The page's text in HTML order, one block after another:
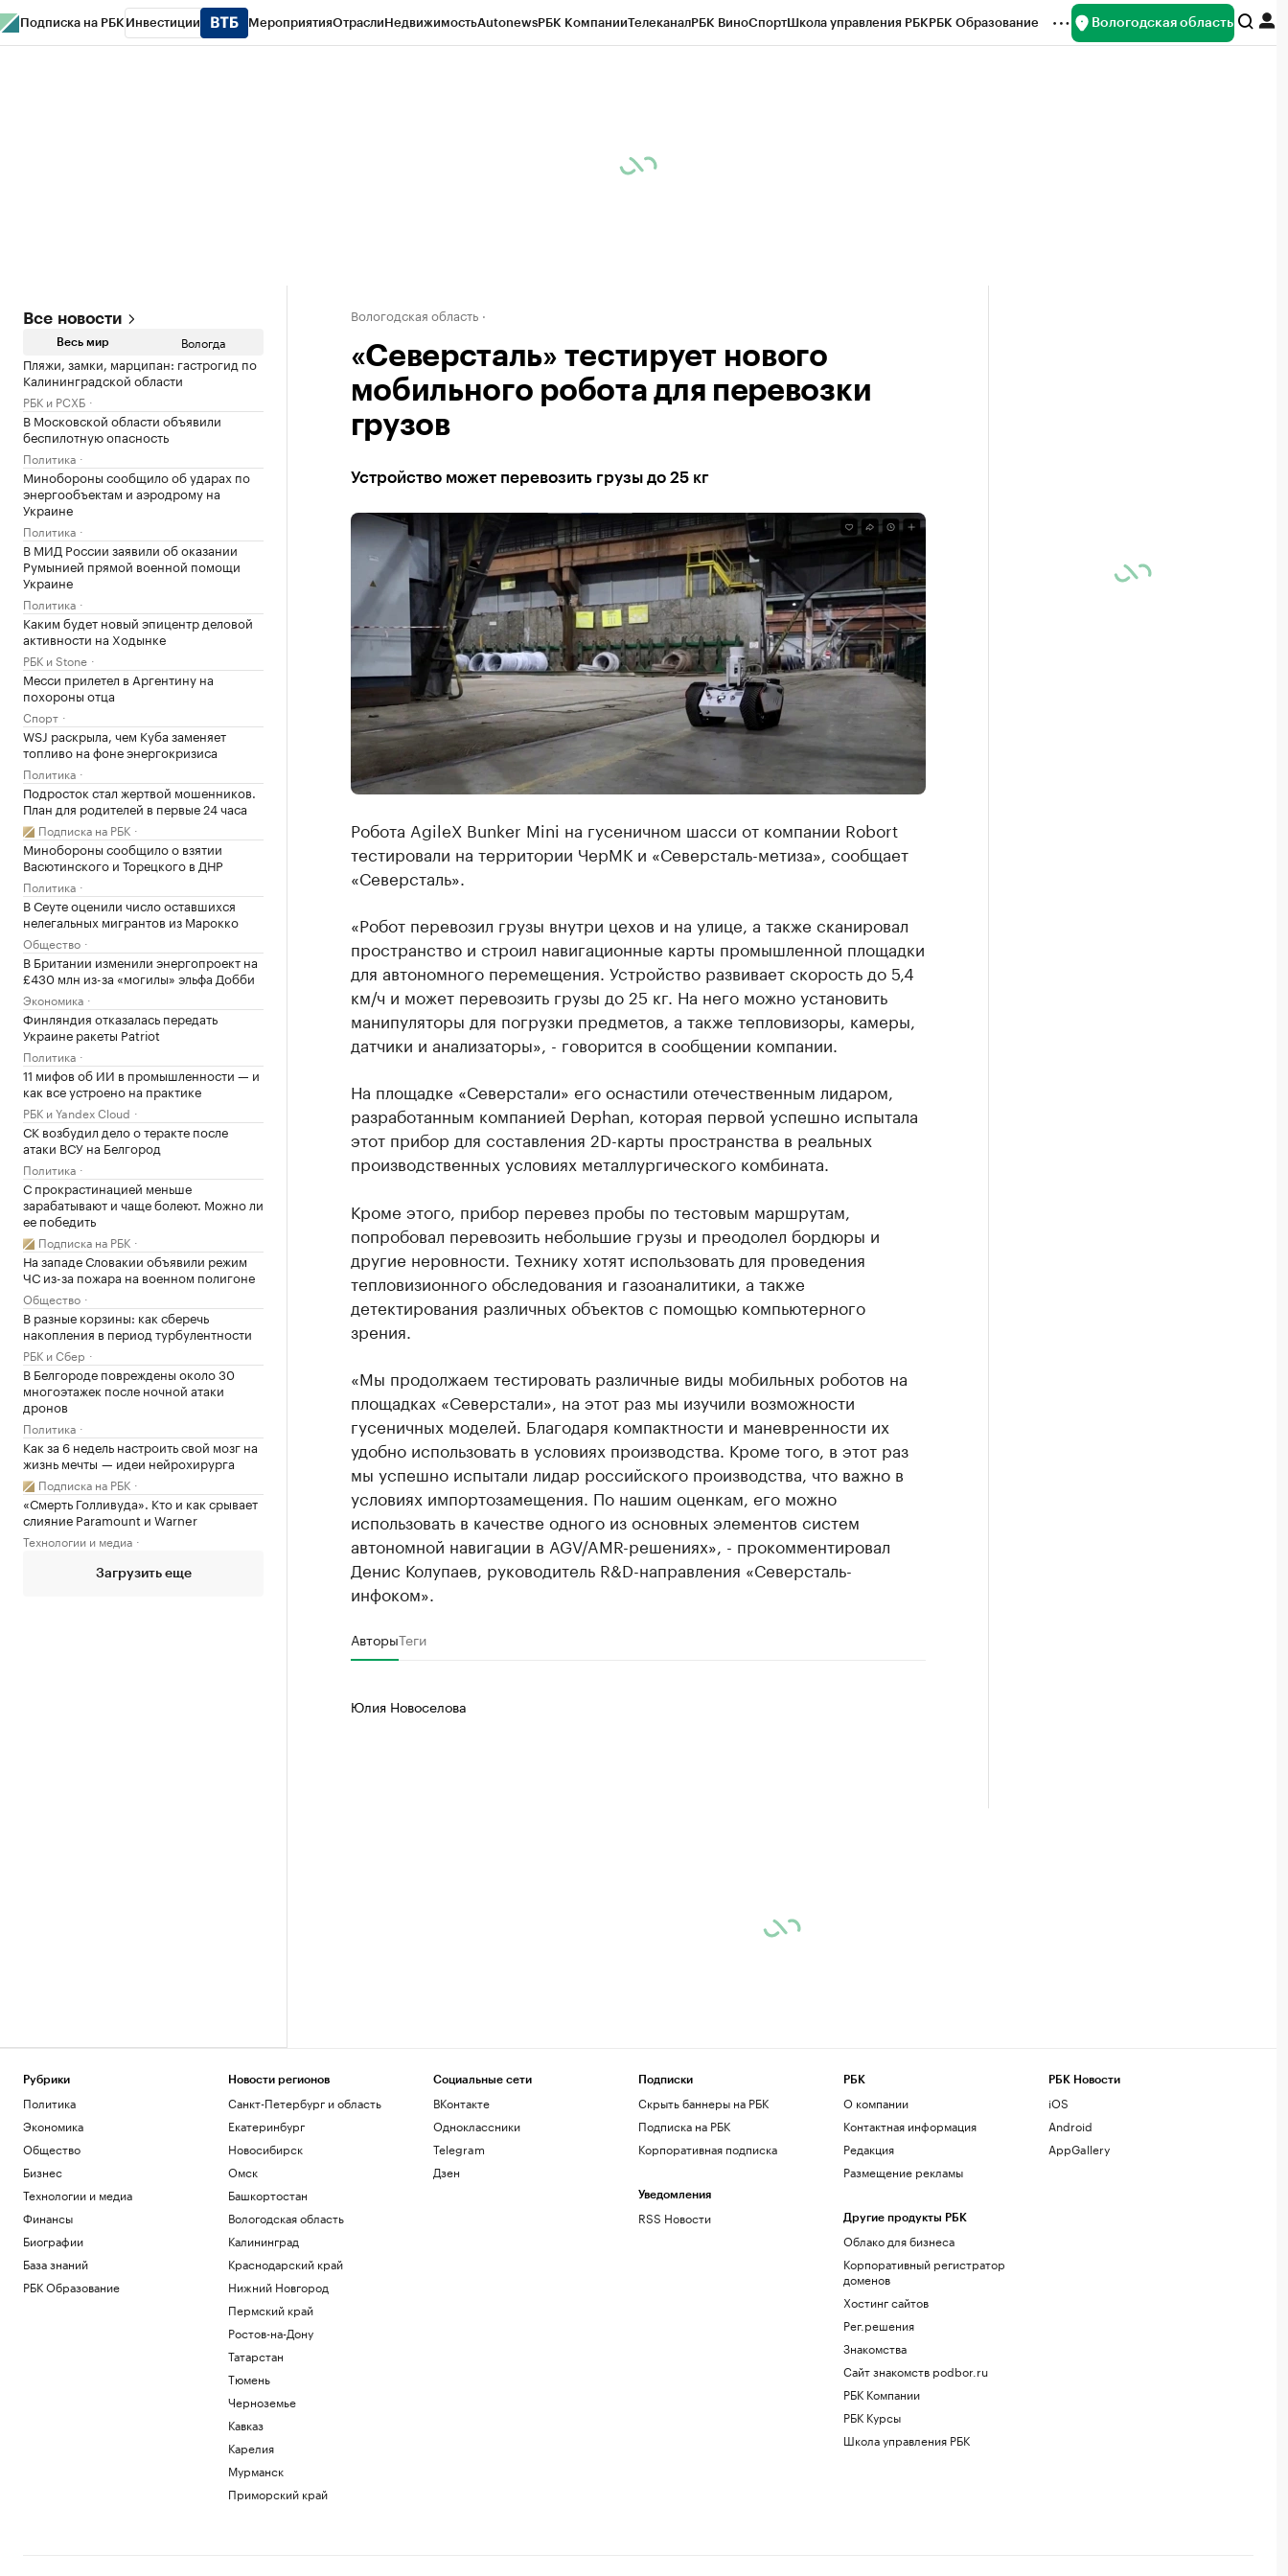
Подписка на РБК Инвестиции МероприятияОтраслиНедвижимостьAutonewsРБК КомпанииТелеканалРБК ВиноСпортШкола управления РБКРБК Образование Вологодская область
Все новости
Весь мир Вологда
Пляжи, замки, марципан: гастрогид по
Калининградской области
РБК и РСХБ
В Московской области объявили
беспилотную опасность
Политика
Минобороны сообщило об ударах по
энергообъектам и аэродрому на
Украине
Политика
В МИД России заявили об оказании
Румынией прямой военной помощи
Украине
Политика
Каким будет новый эпицентр деловой
активности на Ходынке
РБК и Stone
Месси прилетел в Аргентину на
похороны отца
Спорт
WSJ раскрыла, чем Куба заменяет
топливо на фоне энергокризиса
Политика
Подросток стал жертвой мошенников.
План для родителей в первые 24 часа
Подписка на РБК
Минобороны сообщило о взятии
Васютинского и Торецкого в ДНР
Политика
В Сеуте оценили число оставшихся
нелегальных мигрантов из Марокко
Общество
В Британии изменили энергопроект на
£430 млн из-за «могилы» эльфа Добби
Экономика
Финляндия отказалась передать
Украине ракеты Patriot
Политика
11 мифов об ИИ в промышленности — и
как все устроено на практике
РБК и Yandex Cloud
СК возбудил дело о теракте после
атаки ВСУ на Белгород
Политика
С прокрастинацией меньше
зарабатывают и чаще болеют. Можно ли
ее победить
Подписка на РБК
На западе Словакии объявили режим
ЧС из-за пожара на военном полигоне
Общество
В разные корзины: как сберечь
накопления в период турбулентности
РБК и Сбер
В Белгороде повреждены около 30
многоэтажек после ночной атаки
дронов
Политика
Как за 6 недель настроить свой мозг на
жизнь мечты — идеи нейрохирурга
Подписка на РБК
«Смерть Голливуда». Кто и как срывает
слияние Paramount и Warner
Технологии и медиа
Загрузить еще
Вологодская область
«Северсталь» тестирует нового
мобильного робота для перевозки
грузов
Устройство может перевозить грузы до 25 кг
Робота AgileX Bunker Mini на гусеничном шасси от компании Robort
тестировали на территории ЧерМК и «Северсталь-метиза», сообщает
«Северсталь».
«Робот перевозил грузы внутри цехов и на улице, а также сканировал
пространство и строил навигационные карты промышленной площадки
для автономного перемещения. Устройство развивает скорость до 5,4
км/ч и может перевозить грузы до 25 кг. На него можно установить
манипуляторы для погрузки предметов, а также тепловизоры, камеры,
датчики и анализаторы», - говорится в сообщении компании.
На площадке «Северстали» его оснастили отечественным лидаром,
разработанным компанией Dephan, которая первой успешно испытала
этот прибор для составления 2D-карты пространства в реальных
производственных условиях металлургического комбината.
Кроме этого, прибор перевез пробы по тестовым маршрутам,
попробовал перевозить небольшие грузы и преодолел бордюры и
другие неровности. Технику хотят использовать для проведения
тепловизионного обследования и газоаналитики, а также
детектирования различных объектов с помощью компьютерного
зрения.
«Мы продолжаем тестировать различные виды мобильных роботов на
площадках «Северстали», на этот раз мы изучили возможности
гусеничных моделей. Благодаря компактности и маневренности их
удобно использовать в условиях производства. Кроме того, в этот раз
мы успешно испытали лидар российского производства, что важно в
условиях импортозамещения. По нашим оценкам, его можно
использовать в качестве одного из основных элементов систем
автономной навигации в AGV/AMR-решениях», - прокомментировал
Денис Колупаев, руководитель R&D-направления «Северсталь-
инфоком».
АвторыТеги
Юлия Новоселова
Рубрики
Политика
Экономика
Общество
Бизнес
Технологии и медиа
Финансы
Биографии
База знаний
РБК Образование
Новости регионов
Санкт-Петербург и область
Екатеринбург
Новосибирск
Омск
Башкортостан
Вологодская область
Калининград
Краснодарский край
Нижний Новгород
Пермский край
Ростов-на-Дону
Татарстан
Тюмень
Черноземье
Кавказ
Карелия
Мурманск
Приморский край
Социальные сети
ВКонтакте
Одноклассники
Telegram
Дзен
Подписки
Скрыть баннеры на РБК
Подписка на РБК
Корпоративная подписка
Уведомления
RSS Новости
РБК
О компании
Контактная информация
Редакция
Размещение рекламы
Другие продукты РБК
Облако для бизнеса
Корпоративный регистратор
доменов
Хостинг сайтов
Рег.решения
Знакомства
Сайт знакомств podbor.ru
РБК Компании
РБК Курсы
Школа управления РБК
РБК Новости
iOS
Android
AppGallery